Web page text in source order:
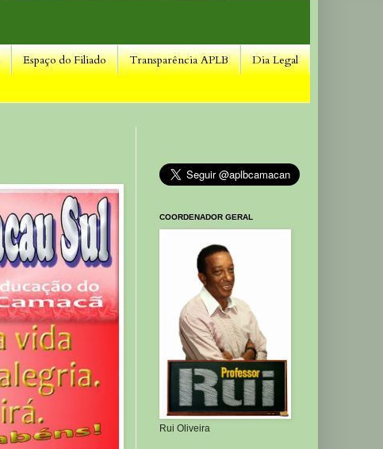
Espaço do Filiado Transparência APLB
Dia Legal
COORDENADOR GERAL
Rui Oliveira